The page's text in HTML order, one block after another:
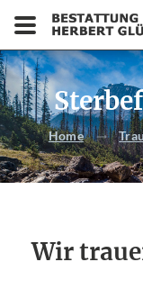
Home
Wir